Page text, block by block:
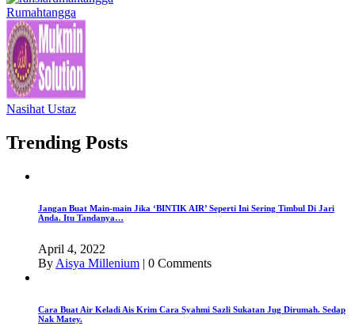
Rumahtangga
Nasihat Ustaz
Trending Posts
Jangan Buat Main-main Jika ‘BINTIK AIR’ Seperti Ini Sering Timbul Di Jari
Anda. Itu Tandanya…
April 4, 2022
By Aisya Millenium | 0 Comments
Cara Buat Air Keladi Ais Krim Cara Syahmi Sazli Sukatan Jug Dirumah. Sedap
Nak Matey.